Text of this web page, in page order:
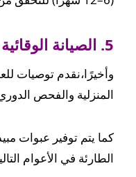
5. الصيانة الوقائية طويلة الأمد
وأخيرًا،نقدم توصيات
المنزلية والفحص الدوري كل
كما يتم توفير عبوات
الطارئة في الأعوام